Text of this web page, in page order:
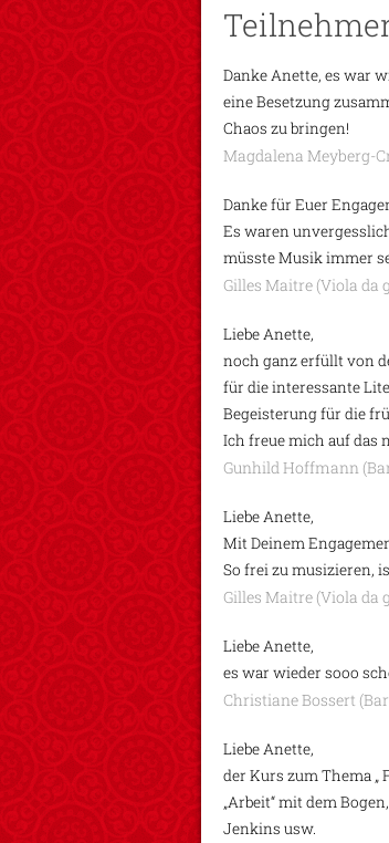
Danke Anette, es war
eine Besetzung
Chaos zu bringen!
Magdalena Meyberg-
Danke für Euer
Es waren
müsste Musik immer
Gilles Maitre (Viola da
Liebe Anette,
noch ganz erfüllt von
für die interessante
Begeisterung für die
Ich freue mich auf das
Gunhild Hoffmann
Liebe Anette,
Mit Deinem
So frei zu musizieren,
Gilles Maitre (Viola da
Liebe Anette,
es war wieder sooo
Christiane Bossert
Liebe Anette,
der Kurs zum Thema „
„Arbeit“ mit dem
Jenkins usw.